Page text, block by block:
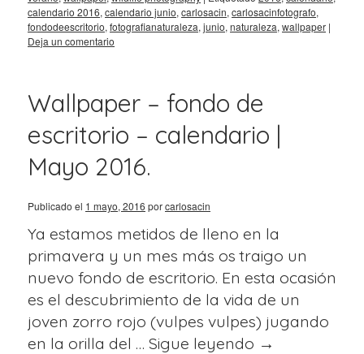
calendario 2016, calendario junio, carlosacin, carlosacinfotografo,
fondodeescritorio, fotografianaturaleza, junio, naturaleza, wallpaper |
Deja un comentario
Wallpaper – fondo de
escritorio – calendario |
Mayo 2016.
Publicado el 1 mayo, 2016 porcarlosacin
Ya estamos metidos de lleno en la
primavera y un mes más os traigo un
nuevo fondo de escritorio. En esta ocasión
es el descubrimiento de la vida de un
joven zorro rojo (vulpes vulpes) jugando
en la orilla del … Sigue leyendo →